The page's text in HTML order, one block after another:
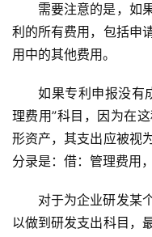
需要注意的是，如
利的所有费用，包括申
用中的其他费用。
如果专利申报没有
理费用”科目，因为在
形资产，其支出应被视
分录是：借：管理费用
对于为企业研发某
以做到研发支出科目，